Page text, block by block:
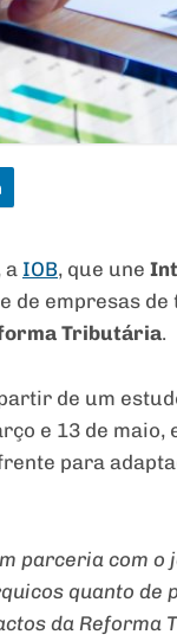
a IOB, que une
de empresas
Tributária.
de um
e 13 de
para
parceria com
quanto de
da